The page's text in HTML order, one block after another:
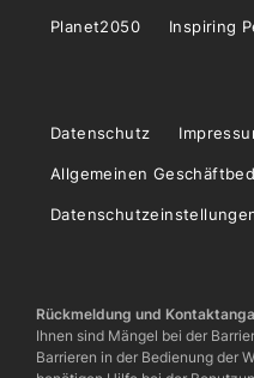
Planet2050 Inspiring
Datenschutz
Allgemeinen
Rückmeldung und
Ihnen sind Mängel bei der
Barrieren in der Bedienung der